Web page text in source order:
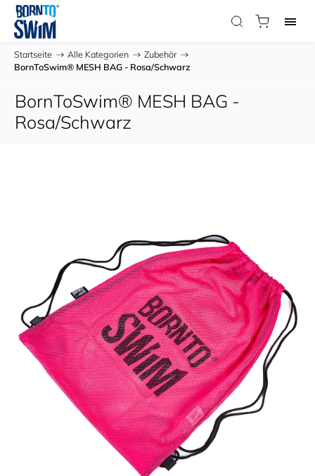
Startseite / Alle Kategorien / Zubehör /
BornToSwim® MESH BAG - Rosa/Schwarz
BornToSwim® MESH BAG -
Rosa/Schwarz